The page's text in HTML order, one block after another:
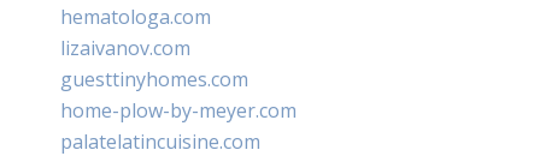
hematologa.com
lizaivanov.com
guesttinyhomes.com
home-plow-by-meyer.com
palatelatincuisine.com